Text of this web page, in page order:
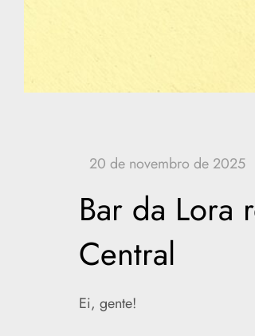
Bar da Lora
Central
Ei, gente!